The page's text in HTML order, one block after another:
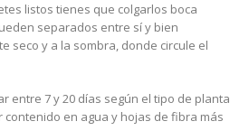
listos tienes que colgarlos boca
separados entre sí y bien
seco y a la sombra, donde circule el
entre 7 y 20 días según el tipo de planta
contenido en agua y hojas de fibra más